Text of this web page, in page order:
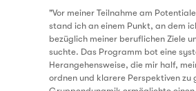
"Vor meiner Teilnahme am
stand ich an einem Punkt, an dem
bezüglich meiner beruflichen Ziele
suchte. Das Programm bot eine
Herangehensweise, die mir half,
ordnen und klarere Perspektiven zu